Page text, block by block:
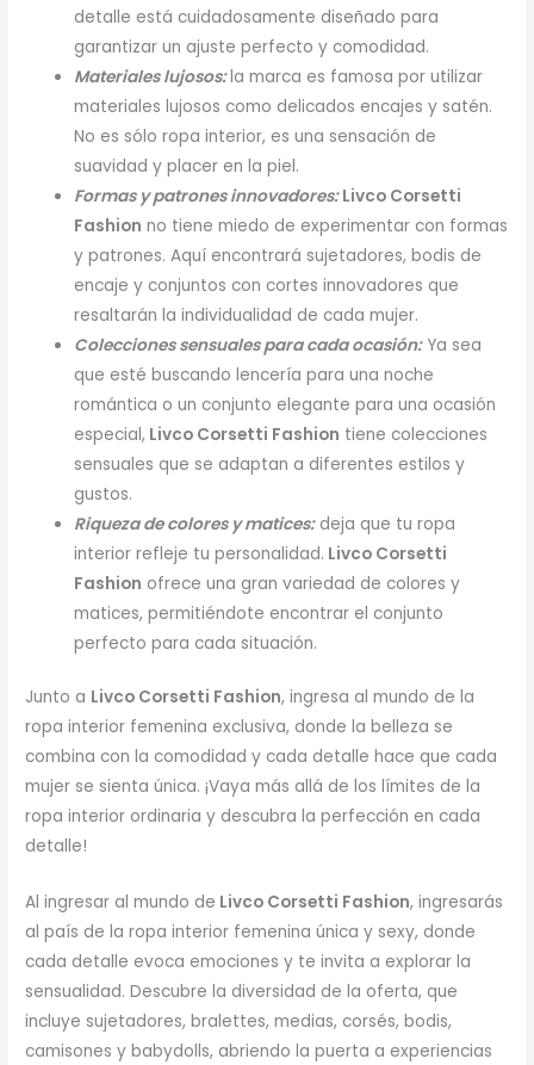
detalle está cuidadosamente diseñado para
garantizar un ajuste perfecto y comodidad.
Materiales lujosos:la marca es famosa por utilizar
materiales lujosos como delicados encajes y satén.
No es sólo ropa interior, es una sensación de
suavidad y placer en la piel.
Formas y patrones innovadores:Livco Corsetti
Fashion no tiene miedo de experimentar con formas
y patrones. Aquí encontrará sujetadores, bodis de
encaje y conjuntos con cortes innovadores que
resaltarán la individualidad de cada mujer.
Colecciones sensuales para cada ocasión:Ya sea
que esté buscando lencería para una noche
romántica o un conjunto elegante para una ocasión
especial, Livco Corsetti Fashion tiene colecciones
sensuales que se adaptan a diferentes estilos y
gustos.
Riqueza de colores y matices:deja que tu ropa
interior refleje tu personalidad. Livco Corsetti
Fashion ofrece una gran variedad de colores y
matices, permitiéndote encontrar el conjunto
perfecto para cada situación.
Junto a Livco Corsetti Fashion, ingresa al mundo de la
ropa interior femenina exclusiva, donde la belleza se
combina con la comodidad y cada detalle hace que cada
mujer se sienta única. ¡Vaya más allá de los límites de la
ropa interior ordinaria y descubra la perfección en cada
detalle!
Al ingresar al mundo de Livco Corsetti Fashion, ingresarás
al país de la ropa interior femenina única y sexy, donde
cada detalle evoca emociones y te invita a explorar la
sensualidad. Descubre la diversidad de la oferta, que
incluye sujetadores, bralettes, medias, corsés, bodis,
camisones y babydolls, abriendo la puerta a experiencias